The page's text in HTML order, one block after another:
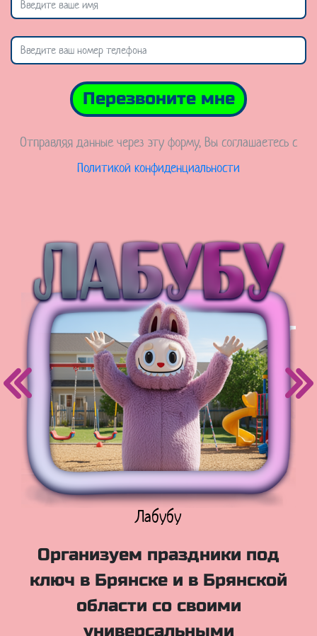
Перезвоните мне
Отправляя данные через эту форму, Вы соглашаетесь с
Политикой конфиденциальности
Куклы Лол
Организуем праздники под
ключ в Брянске и в Брянской
области со своими
универсальными